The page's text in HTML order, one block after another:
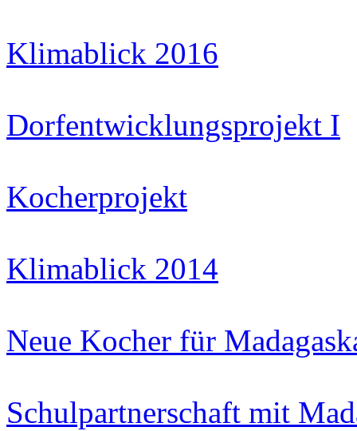
Klimablick 2016
Dorfentwicklungsprojekt I
Kocherprojekt
Klimablick 2014
Neue Kocher für
Schulpartnerschaft mit